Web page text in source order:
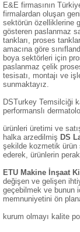
E&E firmasının
firmalardan oluşan
sektörün özelliklerine
gösteren paslanmaz
tankları, proses
amacına göre
boya sektörleri için
paslanmaz çelik
tesisatı, montajı ve
sunmaktayız.
DSTurkey Temsilciği
performanslı
ürünleri üretimi ve
halka arzedilmiş DS
şekilde kozmetik ürün
ederek, ürünlerin
ETU Makine İnşaat
değişen ve gelişen
geçebilmek ve bunun
memnuniyetini ön
kurum olmayı kalite